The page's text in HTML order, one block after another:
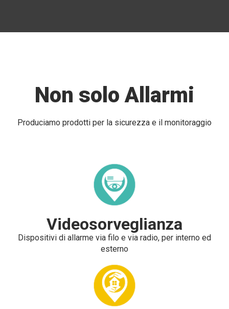
Non solo Allarmi
Produciamo prodotti per la sicurezza e il monitoraggio
Videosorveglianza
Dispositivi di allarme via filo e via radio, per interno ed
esterno